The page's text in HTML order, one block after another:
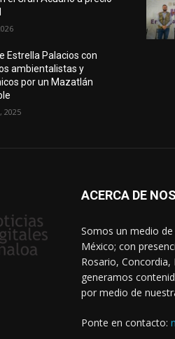
Estrella Palacios con
ambientalistas y
por un Mazatlán
2025
ACERCA DE
Somos un medio
México; con
Rosario, Concordia,
generamos
por medio de
Ponte en contacto: